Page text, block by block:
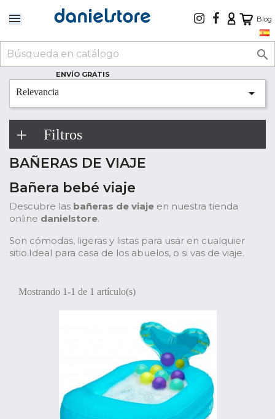
Blog

ENVÍO GRATIS
Relevancia 
Filtros
BAÑERAS DE VIAJE
Bañera bebé viaje
Descubre las bañeras de viaje en nuestra tienda
online danielstore.
Son cómodas, ligeras y listas para usar en cualquier
sitio.Ideal para casa de los abuelos, o si vas de viaje.
Mostrando 1-1 de 1 artículo(s)